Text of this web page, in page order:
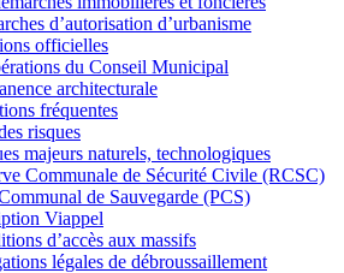
d’autorisation d’urbanisme
officielles
du Conseil Municipal
architecturale
fréquentes
risques
majeurs naturels, technologiques
Communale de Sécurité Civile (RCSC)
de Sauvegarde (PCS)
Viappel
d’accès aux massifs
légales de débroussaillement